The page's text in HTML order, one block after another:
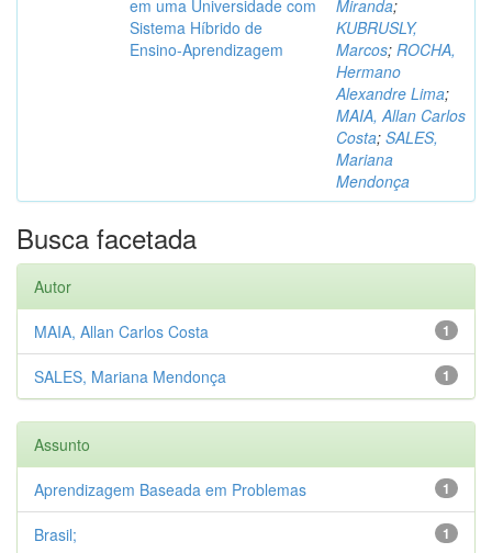
em uma Universidade com
Sistema Híbrido de
Ensino-Aprendizagem
Miranda;
KUBRUSLY,
Marcos; ROCHA,
Hermano
Alexandre Lima;
MAIA, Allan Carlos
Costa; SALES,
Mariana
Mendonça
Busca facetada
Autor
1
MAIA, Allan Carlos Costa
1
SALES, Mariana Mendonça
Assunto
1
Aprendizagem Baseada em Problemas
1
Brasil;